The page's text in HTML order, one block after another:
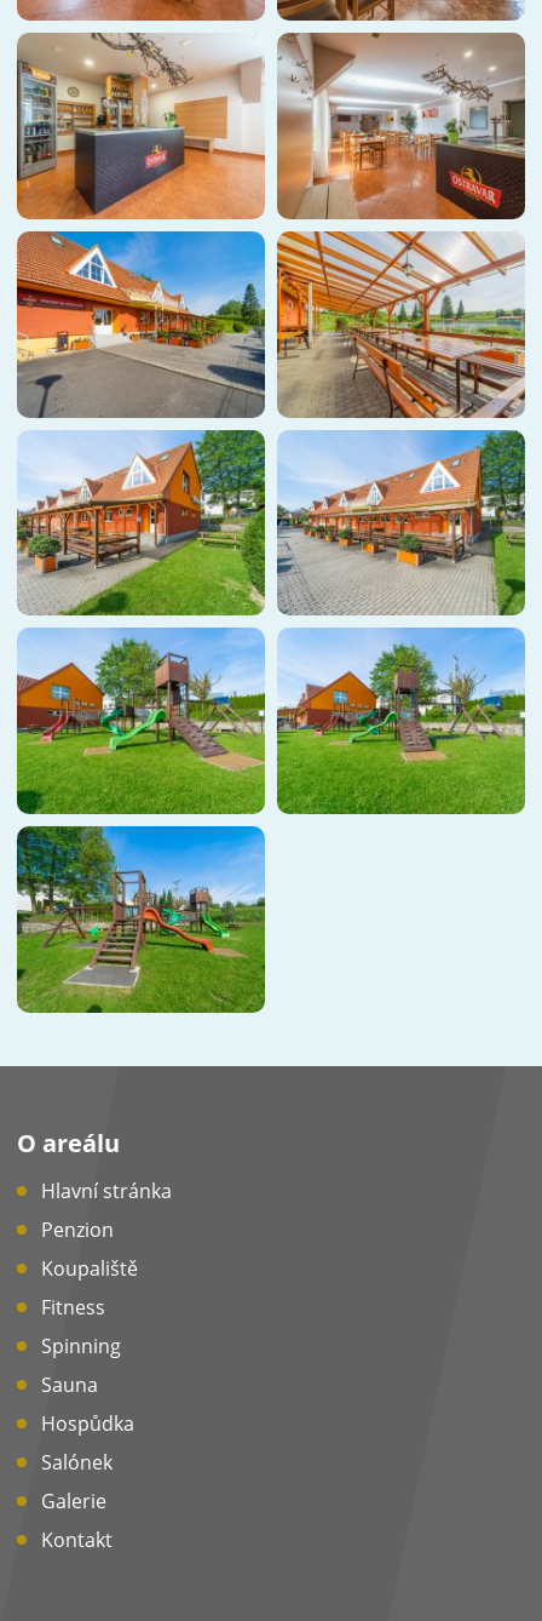
O areálu
Hlavní stránka
Penzion
Koupaliště
Fitness
Spinning
Sauna
Hospůdka
Salónek
Galerie
Kontakt